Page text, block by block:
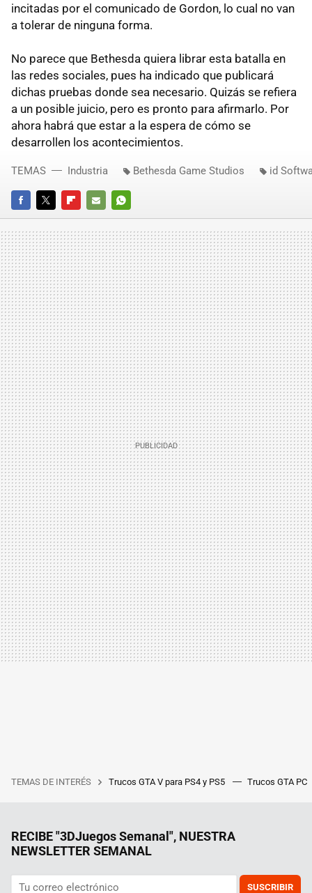
incitadas por el comunicado de Gordon, lo cual no van
a tolerar de ninguna forma.
No parece que Bethesda quiera librar esta batalla en
las redes sociales, pues ha indicado que publicará
dichas pruebas donde sea necesario. Quizás se refiera
a un posible juicio, pero es pronto para afirmarlo. Por
ahora habrá que estar a la espera de cómo se
desarrollen los acontecimientos.
FACEBOOKTWITTERFLIPBOARD
E-
MAIL
WHATSAPP
TEMAS Industria Bethesda Game Studios id
TEMAS DE INTERÉS Trucos GTA V para PS4 y PS5 Trucos GTA PC
RECIBE "3DJuegos Semanal", NUESTRA
NEWSLETTER SEMANAL
SUSCRIBIR